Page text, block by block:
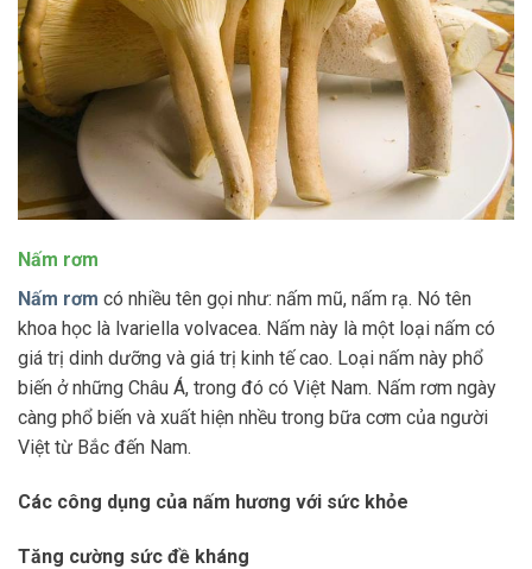
Nấm rơm
Nấm rơm có nhiều tên gọi như: nấm mũ, nấm rạ. Nó tên
khoa học là lvariella volvacea. Nấm này là một loại nấm có
giá trị dinh dưỡng và giá trị kinh tế cao. Loại nấm này phổ
biến ở những Châu Á, trong đó có Việt Nam. Nấm rơm ngày
càng phổ biến và xuất hiện nhều trong bữa cơm của người
Việt từ Bắc đến Nam.
Các công dụng của nấm hương với sức khỏe
Tăng cường sức đề kháng